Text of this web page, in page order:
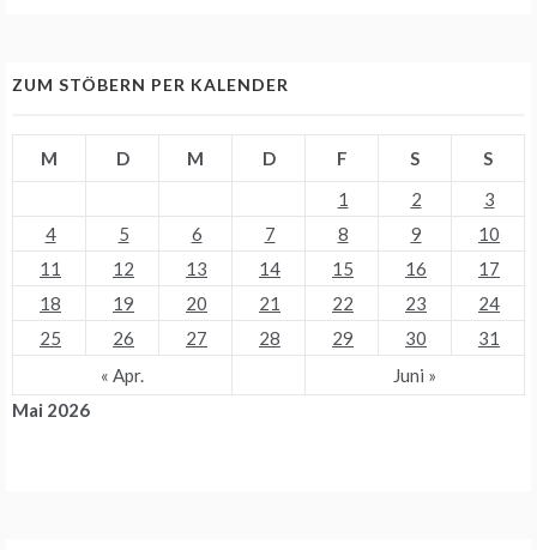
ZUM STÖBERN PER KALENDER
Mai 2026
M D M D F S
S
1
2
3
4
5 6 7 8 9
10
11
12 13 14 15 16
17
18
19 20 21 22 23
24
25
26 27 28 29 30
31
« Apr.
Juni »